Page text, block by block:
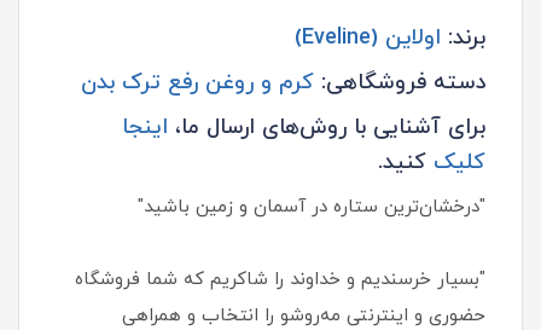
برند: اولاین (Eveline)
دسته فروشگاهی: کرم و روغن رفع ترک بدن
برای آشنایی با روش‌های ارسال ما، اینجا
کلیک کنید.
"درخشان‌ترین ستاره در آسمان و زمین باشید"
"بسیار خرسندیم و خداوند را شاکریم که شما فروشگاه
حضوری و اینترنتی مه‌روشو را انتخاب و همراهی